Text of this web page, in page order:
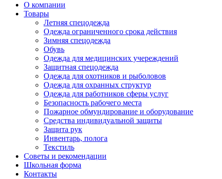
О компании
Товары
Летняя спецодежда
Одежда ограниченного срока действия
Зимняя спецодежда
Обувь
Одежда для медицинских учереждений
Защитная спецодежда
Одежда для охотников и рыболовов
Одежда для охранных структур
Одежда для работников сферы услуг
Безопасность рабочего места
Пожарное обмундирование и оборудование
Средства индивидуальной защиты
Защита рук
Инвентарь, полога
Текстиль
Советы и рекомендации
Школьная форма
Контакты